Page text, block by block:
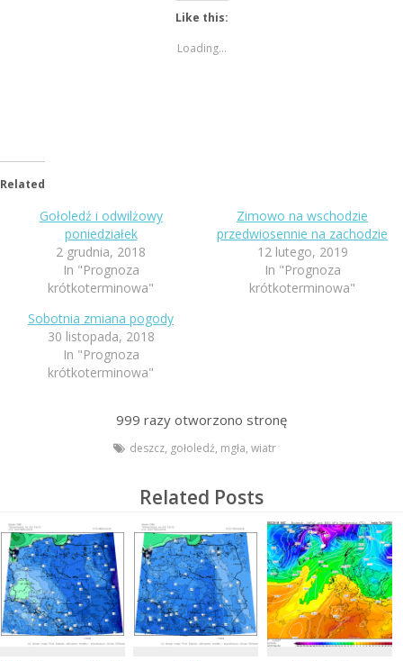
Like this:
Loading...
Related
Gołoledź i odwilżowy
poniedziałek
2 grudnia, 2018
In "Prognoza
krótkoterminowa"
Zimowo na wschodzie
przedwiosennie na zachodzie
12 lutego, 2019
In "Prognoza
krótkoterminowa"
Sobotnia zmiana pogody
30 listopada, 2018
In "Prognoza
krótkoterminowa"
999 razy otworzono stronę
deszcz, gołoledź, mgła, wiatr
Related Posts